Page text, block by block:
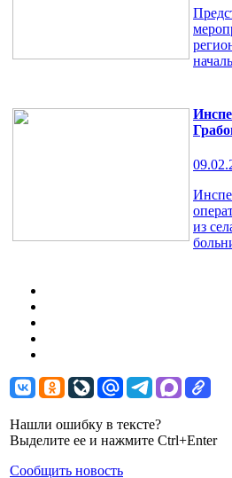
из
Нашли ошибку в тексте?
Выделите ее и нажмите Ctrl+Enter
Сообщить новость